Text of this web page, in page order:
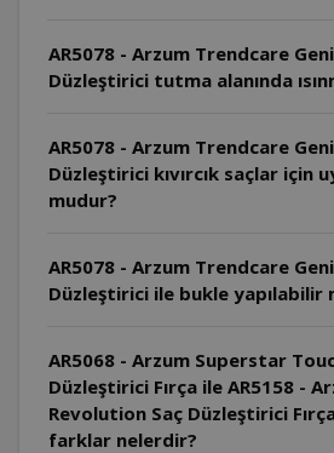
AR5078 - Arzum Trendcare
Düzleştirici tutma alanında
AR5078 - Arzum Trendcare
Düzleştirici kıvırcık saçlar için
mudur?
AR5078 - Arzum Trendcare
Düzleştirici ile bukle yapılabilir
AR5068 - Arzum Superstar
Düzleştirici Fırça ile AR5158 -
Revolution Saç Düzleştirici
farklar nelerdir?